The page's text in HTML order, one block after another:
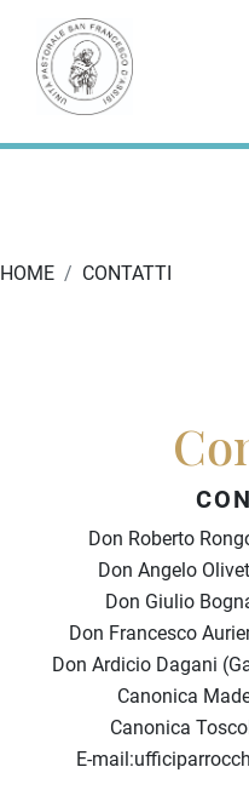
HOME CONTATTI
Don Roberto
Don Angelo
Don Giulio
Don Francesco
Don Ardicio Dagani
Canonica
Canonica
E-mail: